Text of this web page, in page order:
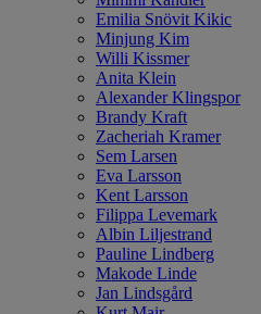
Emilia Snövit Kikic
Minjung Kim
Willi Kissmer
Anita Klein
Alexander Klingspor
Brandy Kraft
Zacheriah Kramer
Sem Larsen
Eva Larsson
Kent Larsson
Filippa Levemark
Albin Liljestrand
Pauline Lindberg
Makode Linde
Jan Lindsgård